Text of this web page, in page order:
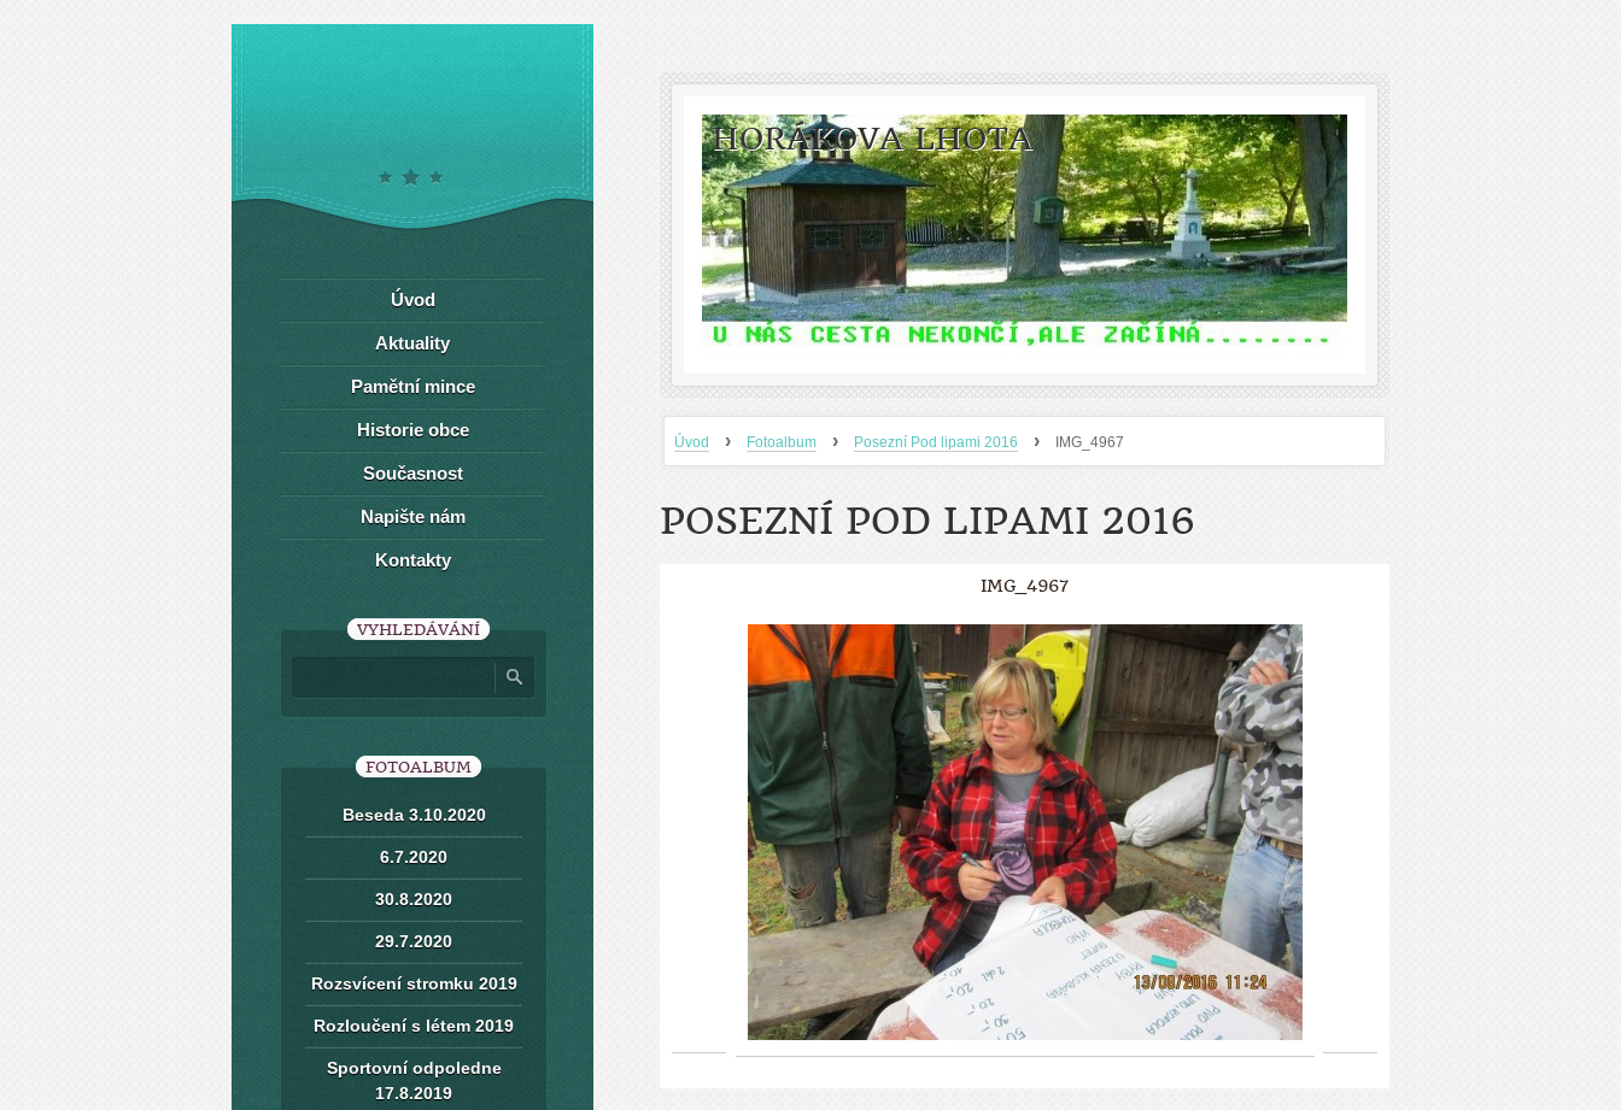
HORÁKOVA LHOTA
Úvod › Fotoalbum › Posezní Pod lipami 2016 › IMG_4967
POSEZNÍ POD LIPAMI 2016
IMG_4967
Úvod
Aktuality
Pamětní mince
Historie obce
Současnost
Napište nám
Kontakty
VYHLEDÁVÁNÍ
FOTOALBUM
Beseda 3.10.2020
6.7.2020
30.8.2020
29.7.2020
Rozsvícení stromku 2019
Rozloučení s létem 2019
Sportovní odpoledne
17.8.2019